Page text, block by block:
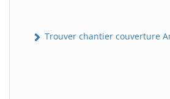
Trouver chantier couverture